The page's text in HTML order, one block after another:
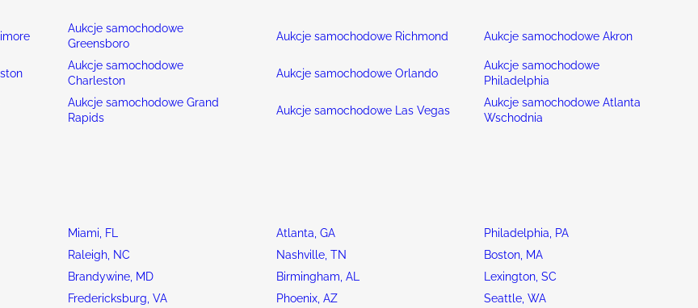
Aukcje samochodowe
Greensboro
Aukcje samochodowe Richmond Aukcje samochodowe Akron
Aukcje samochodowe
Charleston
Aukcje samochodowe Orlando
Aukcje samochodowe
Philadelphia
Aukcje samochodowe Grand
Rapids
Aukcje samochodowe Las Vegas
Aukcje samochodowe Atlanta
Wschodnia
Miami, FL Atlanta, GA
Philadelphia, PA
Raleigh, NC Nashville, TN
Boston, MA
Brandywine, MD Birmingham, AL
Lexington, SC
Fredericksburg, VA Phoenix, AZ Seattle, WA